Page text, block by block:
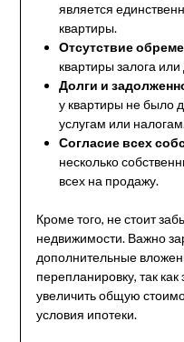
является
квартиры.
Отсутствие
квартиры залога
Долги и
у квартиры не было
услугам или
Согласие всех
несколько
всех на продажу.
Кроме того, не стоит
недвижимости. Важно
дополнительные
перепланировку, так
увеличить общую
условия ипотеки.